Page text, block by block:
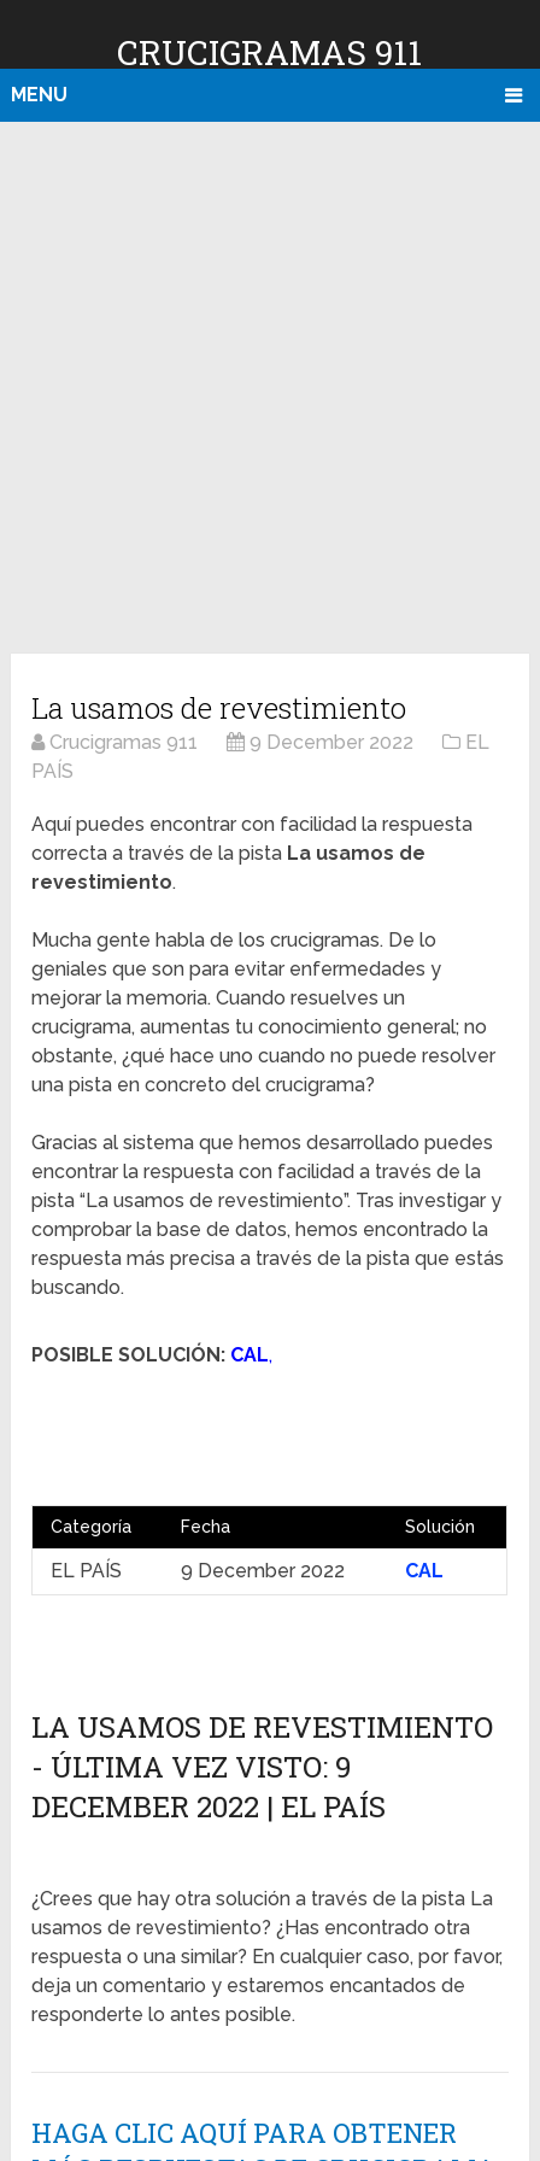
CRUCIGRAMAS 911
MENU
La usamos de revestimiento
Crucigramas 911 9 December 2022
EL
PAÍS
Aquí puedes encontrar con facilidad la respuesta
correcta a través de la pista La usamos de
revestimiento.
Mucha gente habla de los crucigramas. De lo
geniales que son para evitar enfermedades y
mejorar la memoria. Cuando resuelves un
crucigrama, aumentas tu conocimiento general; no
obstante, ¿qué hace uno cuando no puede resolver
una pista en concreto del crucigrama?
Gracias al sistema que hemos desarrollado puedes
encontrar la respuesta con facilidad a través de la
pista “La usamos de revestimiento”. Tras investigar y
comprobar la base de datos, hemos encontrado la
respuesta más precisa a través de la pista que estás
buscando.
POSIBLE SOLUCIÓN: CAL,
Categoría Fecha Solución
EL PAÍS 9 December 2022 CAL
LA USAMOS DE REVESTIMIENTO
- ÚLTIMA VEZ VISTO: 9
DECEMBER 2022 | EL PAÍS
¿Crees que hay otra solución a través de la pista La
usamos de revestimiento? ¿Has encontrado otra
respuesta o una similar? En cualquier caso, por favor,
deja un comentario y estaremos encantados de
responderte lo antes posible.
HAGA CLIC AQUÍ PARA OBTENER